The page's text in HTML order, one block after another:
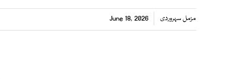
مزمل سہروردی June 18, 2026